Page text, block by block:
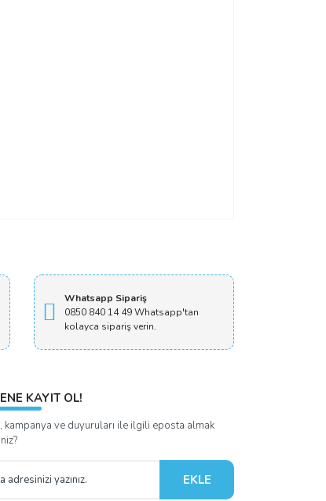
Whatsapp Sipariş
0850 840 14 49 Whatsapp'tan
kolayca sipariş verin.
KAYIT OL!
kampanya ve duyuruları ile ilgili eposta almak
EKLE